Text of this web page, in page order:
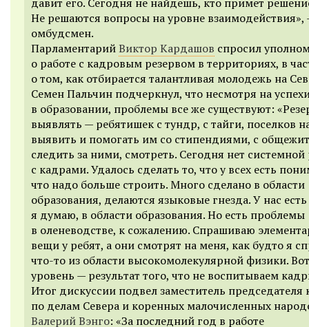
Не решаются вопросы на уровне взаимодействия»,
омбудсмен.
ПарламентарийВиктор Кардашов спросил
о работе с кадровым резервом в территориях, в
о том, как отбирается талантливая молодежь на
Семен Пальчин подчеркнул, что несмотря на
в образовании, проблемы все же существуют: «
выявлять — ребятишек с тундр, с тайги, поселков
выявить и помогать им со стипендиями, с
следить за ними, смотреть. Сегодня нет системной
с кадрами. Удалось сделать то, что у всех есть
что надо больше строить. Много сделано в области
образования, делаются языковые гнезда. У нас
я думаю, в области образования. Но есть проблемы
в оленеводстве, к сожалению. Спрашиваю
вещи у ребят, а они смотрят на меня, как будто я
что-то из области высокомолекулярной физики.
уровень — результат того, что не воспитываем
Итог дискуссии подвел заместитель председателя
по делам Севера и коренных малочисленных
Валерий Вэнго: «За последний год в работе